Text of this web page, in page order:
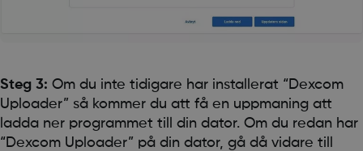
Steg 3: Om du inte tidigare har installerat “Dexcom
Uploader” så kommer du att få en uppmaning att
ladda ner programmet till din dator. Om du redan har
“Dexcom Uploader” på din dator, gå då vidare till